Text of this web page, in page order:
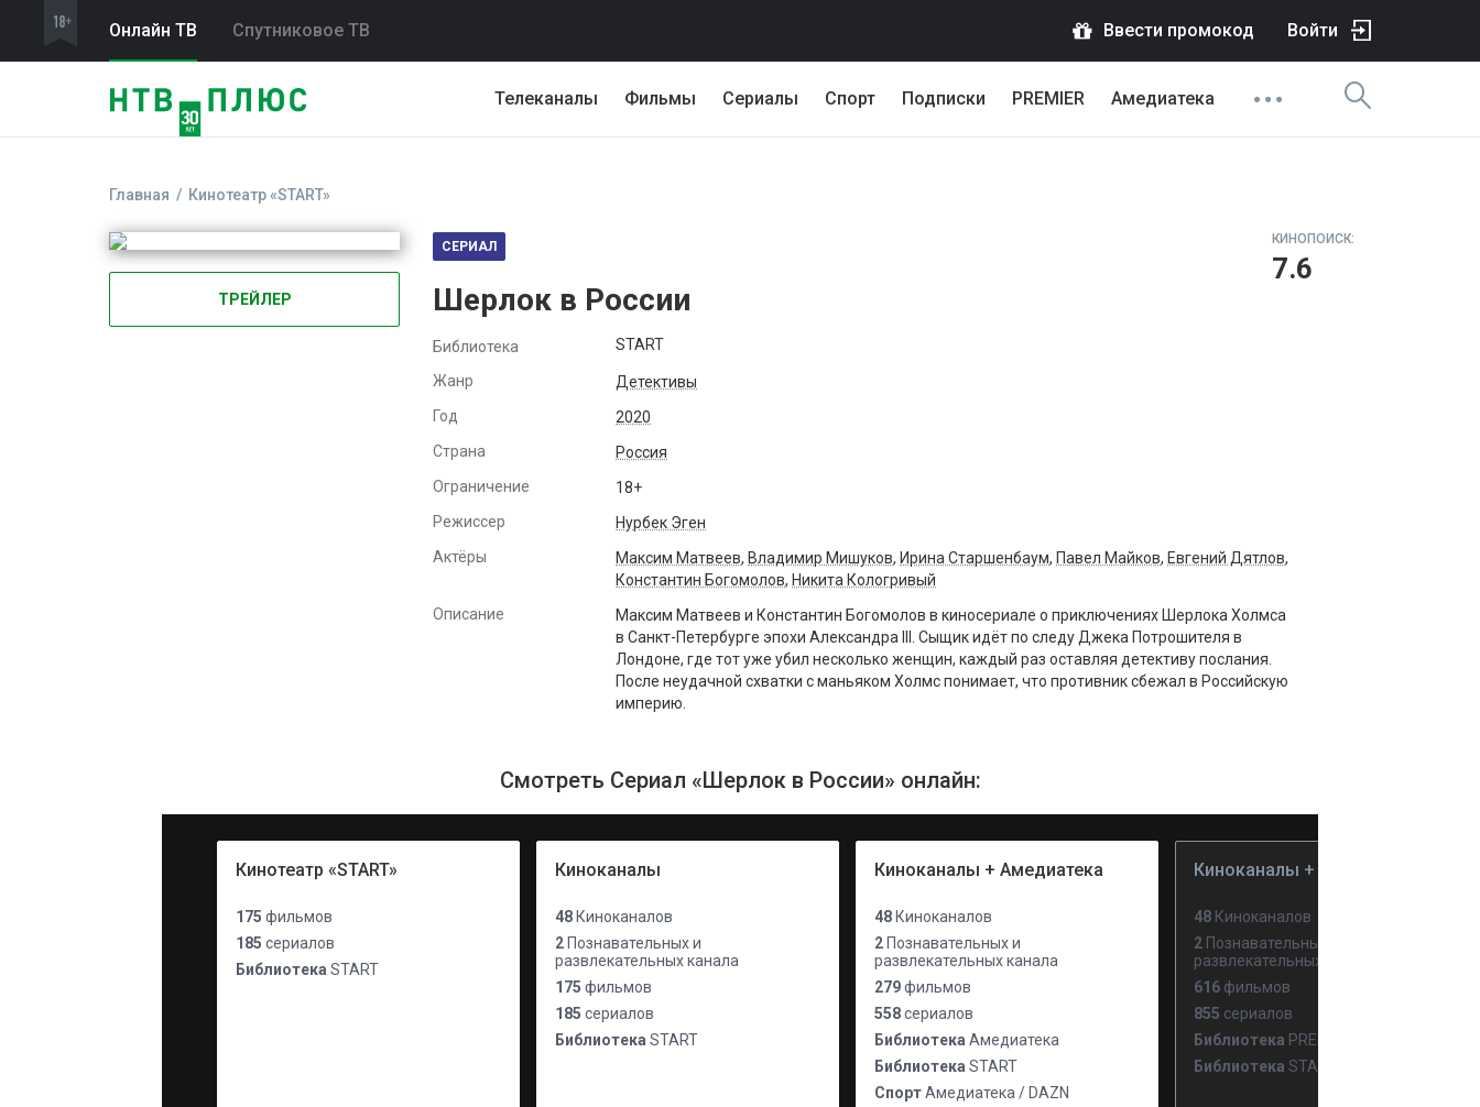
Онлайн ТВ Спутниковое ТВ Ввести промокод Войти
Телеканалы Фильмы Сериалы Спорт Подписки PREMIER Амедиатека
Главная Кинотеатр «START»
ТРЕЙЛЕР
СЕРИАЛ
Шерлок в России
Библиотека START
Жанр
Детективы
Год
2020
Страна
Россия
Ограничение
18+
Режиссер
Нурбек Эген
Актёры
Максим Матвеев, Владимир Мишуков, Ирина Старшенбаум, Павел Майков, Евгений Дятлов,
Константин Богомолов, Никита Кологривый
Описание
Максим Матвеев и Константин Богомолов в киносериале о приключениях Шерлока Холмса
в Санкт-Петербурге эпохи Александра III. Сыщик идёт по следу Джека Потрошителя в
Лондоне, где тот уже убил несколько женщин, каждый раз оставляя детективу послания.
После неудачной схватки с маньяком Холмс понимает, что противник сбежал в Российскую
империю.
КИНОПОИСК:
7.6
Смотреть Сериал «Шерлок в России» онлайн:
Кинотеатр «START»
175 фильмов
185 сериалов
Библиотека START
Киноканалы
48 Киноканалов
2 Познавательных и
развлекательных канала
175 фильмов
185 сериалов
Библиотека START
Киноканалы + Амедиатека
48 Киноканалов
2 Познавательных и
развлекательных канала
279фильмов
558сериалов
Библиотека Амедиатека
Библиотека START
СпортАмедиатека / DAZN
Киноканалы + PREMIER
48 Киноканалов
2 Познавательных и
развлекательных канала
616 фильмов
855 сериалов
Библиотека PREMIER
Библиотека START